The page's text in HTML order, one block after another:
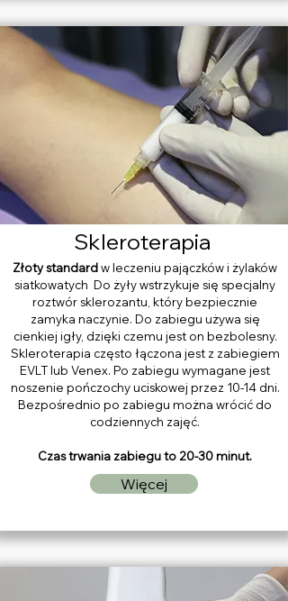
Skleroterapia
Złoty standardw leczeniu pajączków i żylaków
siatkowatych Do żyły wstrzykuje się specjalny
roztwór sklerozantu, który bezpiecznie
zamyka naczynie. Do zabiegu używa się
cienkiej igły, dzięki czemu jest on bezbolesny.
Skleroterapia często łączona jest z zabiegiem
EVLT lub Venex. Po zabiegu wymagane jest
noszenie pończochy uciskowej przez 10-14 dni.
Bezpośrednio po zabiegu można wrócić do
codziennych zajęć.
Czas trwania zabiegu to 20-30 minut.
Więcej